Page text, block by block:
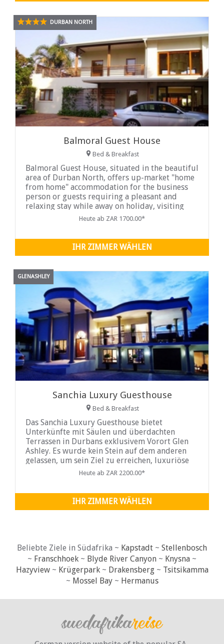
DURBAN NORTH
Balmoral Guest House
Bed & Breakfast
Balmoral Guest House, situated in the beautiful
area of Durban North, offers up-market "home
from home" accommodation for the business
person or guests requiring a pleasant and
relaxing stay while away on holiday, visiting
family or friends or for those ...
Heute ab ZAR 1700.00*
IHR ZIMMER WÄHLEN
GLENASHLEY
Sanchia Luxury Guesthouse
Bed & Breakfast
Das Sanchia Luxury Guesthouse bietet
Unterkünfte mit Säulen und überdachten
Terrassen in Durbans exklusivem Vorort Glen
Ashley. Es wurde kein Stein auf dem anderen
gelassen, um sein Ziel zu erreichen, luxuriöse
Unterkünfte und außergewöhnlichen Service
angenehmen und unvergesslichen Aufenthalt zu
garantieren...
Heute ab ZAR 2200.00*
IHR ZIMMER WÄHLEN
Beliebte Ziele in Südafrika ~ Kapstadt ~ Stellenbosch
~ Franschhoek ~ Blyde River Canyon ~ Knysna ~
Hazyview~ Krügerpark~ Drakensberg~ Tsitsikamma
~ Mossel Bay~ Hermanus